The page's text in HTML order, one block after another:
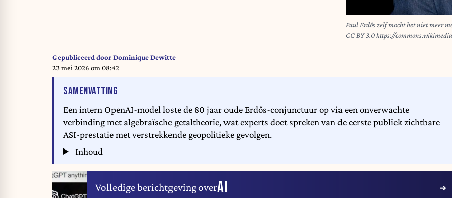
Paul Erdős zelf mocht het niet meer
CC BY 3.0 https://
Gepubliceerd doorDominique Dewitte
23 mei 2026 om 08:42
SAMENVATTING
Een intern OpenAI-model loste de 80 jaar oude Erdős-conjunctuur op via een onverwachte
verbinding met algebraïsche getaltheorie, wat experts doet spreken van de eerste publiek zichtbare
ASI-prestatie met verstrekkende geopolitieke gevolgen.
Inhoud
Volledige berichtgeving overAI